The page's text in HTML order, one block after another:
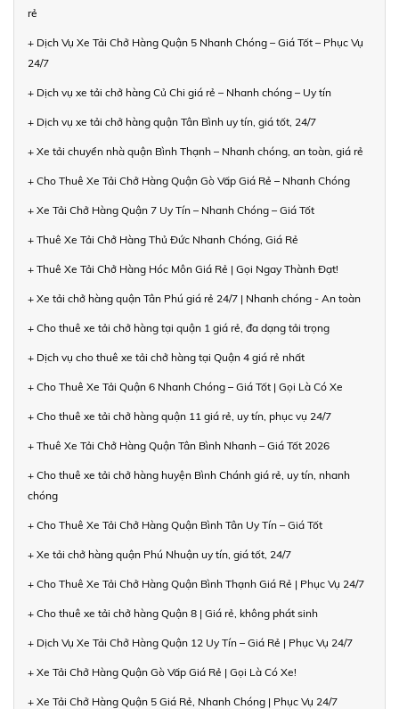
rẻ
+ Dịch Vụ Xe Tải Chở Hàng Quận 5 Nhanh Chóng – Giá Tốt – Phục Vụ
24/7
+ Dịch vụ xe tải chở hàng Củ Chi giá rẻ – Nhanh chóng – Uy tín
+ Dịch vụ xe tải chở hàng quận Tân Bình uy tín, giá tốt, 24/7
+ Xe tải chuyển nhà quận Bình Thạnh – Nhanh chóng, an toàn, giá rẻ
+ Cho Thuê Xe Tải Chở Hàng Quận Gò Vấp Giá Rẻ – Nhanh Chóng
+ Xe Tải Chở Hàng Quận 7 Uy Tín – Nhanh Chóng – Giá Tốt
+ Thuê Xe Tải Chở Hàng Thủ Đức Nhanh Chóng, Giá Rẻ
+ Thuê Xe Tải Chở Hàng Hóc Môn Giá Rẻ | Gọi Ngay Thành Đạt!
+ Xe tải chở hàng quận Tân Phú giá rẻ 24/7 | Nhanh chóng - An toàn
+ Cho thuê xe tải chở hàng tại quận 1 giá rẻ, đa dạng tải trọng
+ Dịch vụ cho thuê xe tải chở hàng tại Quận 4 giá rẻ nhất
+ Cho Thuê Xe Tải Quận 6 Nhanh Chóng – Giá Tốt | Gọi Là Có Xe
+ Cho thuê xe tải chở hàng quận 11 giá rẻ, uy tín, phục vụ 24/7
+ Thuê Xe Tải Chở Hàng Quận Tân Bình Nhanh – Giá Tốt 2026
+ Cho thuê xe tải chở hàng huyện Bình Chánh giá rẻ, uy tín, nhanh
chóng
+ Cho Thuê Xe Tải Chở Hàng Quận Bình Tân Uy Tín – Giá Tốt
+ Xe tải chở hàng quận Phú Nhuận uy tín, giá tốt, 24/7
+ Cho Thuê Xe Tải Chở Hàng Quận Bình Thạnh Giá Rẻ | Phục Vụ 24/7
+ Cho thuê xe tải chở hàng Quận 8 | Giá rẻ, không phát sinh
+ Dịch Vụ Xe Tải Chở Hàng Quận 12 Uy Tín – Giá Rẻ | Phục Vụ 24/7
+ Xe Tải Chở Hàng Quận Gò Vấp Giá Rẻ | Gọi Là Có Xe!
+ Xe Tải Chở Hàng Quận 5 Giá Rẻ, Nhanh Chóng | Phục Vụ 24/7